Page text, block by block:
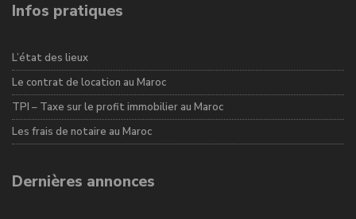
Infos pratiques
L’état des lieux
Le contrat de location au Maroc
TPI – Taxe sur le profit immobilier au Maroc
Les frais de notaire au Maroc
Dernières annonces